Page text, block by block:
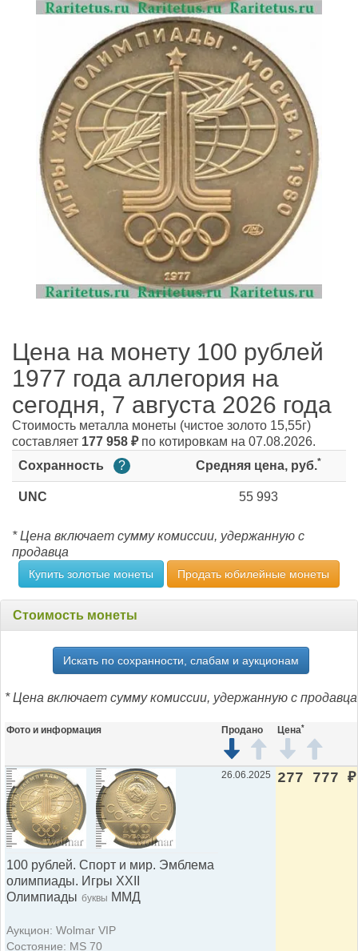
Цена на монету 100 рублей
1977 года аллегория на
сегодня, 7 августа 2026 года
Стоимость металла монеты (чистое золото 15,55г)
составляет 177 958 ₽по котировкам на 07.08.2026.
Сохранность
? Средняя цена, руб.*
UNC 55 993
* Цена включает сумму комиссии, удержанную с
продавца
Купить золотые монеты Продать юбилейные монеты
Стоимость монеты
Искать по сохранности, слабам и аукционам
* Цена включает сумму комиссии, удержанную с продавца
Фото и информация Продано Цена*
100 рублей. Спорт и мир. Эмблема
олимпиады. Игры XXII
Олимпиады буквы ММД
Аукцион: Wolmar VIP
Состояние: MS 70
26.06.2025 277 777 ₽